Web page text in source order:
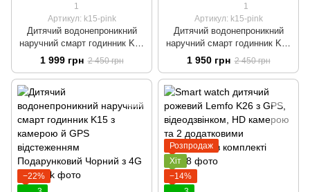
1
Артикул: k15-pink
Дитячий водонепроникний
наручний смарт годинник K15
з камерою й GPS
відстеженням Подарунковий
Рожевий з 4G
1 999 грн 2 450 грн
1
Артикул: k15-pink
Дитячий водонепроникний
наручний смарт годинник K15
з камерою й GPS
відстеженням Подарунковий
Синій з 4G
1 950 грн 2 450 грн
−22%
Розпродаж
Хіт
−14%